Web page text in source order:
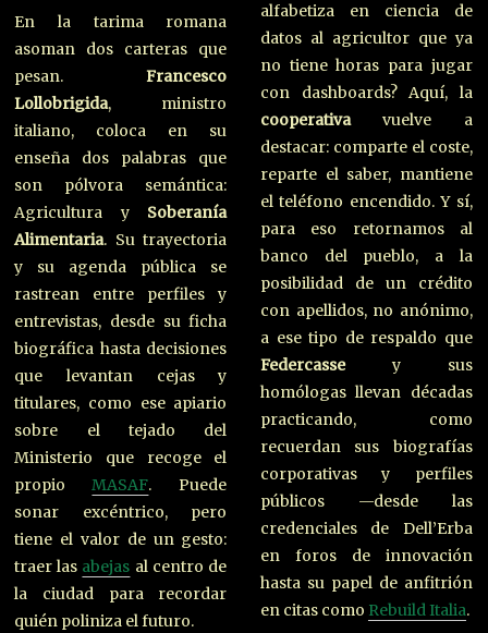
En la tarima romana
asoman dos carteras que
pesan.Francesco
Lollobrigida, ministro
italiano, coloca en su
enseña dos palabras que
son pólvora semántica:
Agricultura y Soberanía
Alimentaria. Su trayectoria
y su agenda pública se
rastrean entre perfiles y
entrevistas, desde su ficha
biográfica hasta decisiones
que levantan cejas y
titulares, como ese apiario
sobre el tejado del
Ministerio que recoge el
propioMASAF. Puede
sonar excéntrico, pero
tiene el valor de un gesto:
traer las abejas al centro de
la ciudad para recordar
quién poliniza el futuro.
alfabetiza en ciencia de
datos al agricultor que ya
no tiene horas para jugar
con dashboards? Aquí, la
cooperativavuelve a
destacar: comparte el coste,
reparte el saber, mantiene
el teléfono encendido. Y sí,
para eso retornamos al
banco del pueblo, a la
posibilidad de un crédito
con apellidos, no anónimo,
a ese tipo de respaldo que
Federcassey sus
homólogas llevan décadas
practicando, como
recuerdan sus biografías
corporativas y perfiles
públicos —desde las
credenciales de Dell’Erba
en foros de innovación
hasta su papel de anfitrión
en citas como Rebuild Italia.